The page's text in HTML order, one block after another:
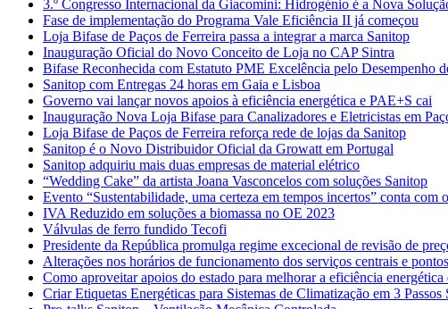
3.º Congresso Internacional da Giacomini: Hidrogénio é a Nova
Fase de implementação do Programa Vale Eficiência II já começou
Loja Bifase de Paços de Ferreira passa a integrar a marca Sanitop
Inauguração Oficial do Novo Conceito de Loja no CAP Sintra
Bifase Reconhecida com Estatuto PME Excelência pelo Desempenho
Sanitop com Entregas 24 horas em Gaia e Lisboa
Governo vai lançar novos apoios à eficiência energética e PAE+S cai
Inauguração Nova Loja Bifase para Canalizadores e Eletricistas em
Loja Bifase de Paços de Ferreira reforça rede de lojas da Sanitop
Sanitop é o Novo Distribuidor Oficial da Growatt em Portugal
Sanitop adquiriu mais duas empresas de material elétrico
“Wedding Cake” da artista Joana Vasconcelos com soluções Sanitop
Evento “Sustentabilidade, uma certeza em tempos incertos” conta com
IVA Reduzido em soluções a biomassa no OE 2023
Válvulas de ferro fundido Tecofi
Presidente da República promulga regime excecional de revisão de
Alterações nos horários de funcionamento dos serviços centrais e
Como aproveitar apoios do estado para melhorar a eficiência
Criar Etiquetas Energéticas para Sistemas de Climatização em 3 Passos